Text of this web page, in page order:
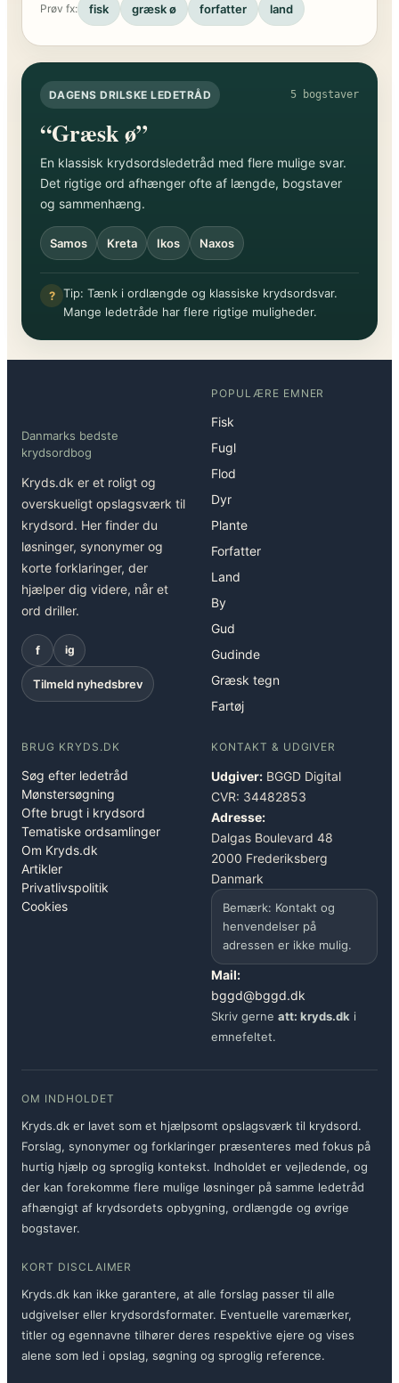
Prøv fx: fisk græsk ø forfatter land
DAGENS DRILSKE LEDETRÅD 5 bogstaver
“Græsk ø”
En klassisk krydsordsledetråd med flere mulige svar.
Det rigtige ord afhænger ofte af længde, bogstaver
og sammenhæng.
Samos Kreta Ikos Naxos
? Tip: Tænk i ordlængde og klassiske krydsordsvar.
Mange ledetråde har flere rigtige muligheder.
Danmarks bedste
krydsordbog
Kryds.dk er et roligt og
overskueligt opslagsværk til
krydsord. Her finder du
løsninger, synonymer og
korte forklaringer, der
hjælper dig videre, når et
ord driller.
f ig
Tilmeld nyhedsbrev
POPULÆRE EMNER
Fisk
Fugl
Flod
Dyr
Plante
Forfatter
Land
By
Gud
Gudinde
Græsk tegn
Fartøj
BRUG KRYDS.DK
Søg efter ledetråd
Mønstersøgning
Ofte brugt i krydsord
Tematiske ordsamlinger
Om Kryds.dk
Artikler
Privatlivspolitik
Cookies
KONTAKT & UDGIVER
Udgiver: BGGD Digital
CVR: 34482853
Adresse:
Dalgas Boulevard 48
2000 Frederiksberg
Danmark
Bemærk: Kontakt og
henvendelser på
adressen er ikke mulig.
Mail:
bggd@bggd.dk
Skriv gerne att: kryds.dk i
emnefeltet.
OM INDHOLDET
Kryds.dk er lavet som et hjælpsomt opslagsværk til krydsord.
Forslag, synonymer og forklaringer præsenteres med fokus på
hurtig hjælp og sproglig kontekst. Indholdet er vejledende, og
der kan forekomme flere mulige løsninger på samme ledetråd
afhængigt af krydsordets opbygning, ordlængde og øvrige
bogstaver.
KORT DISCLAIMER
Kryds.dk kan ikke garantere, at alle forslag passer til alle
udgivelser eller krydsordsformater. Eventuelle varemærker,
titler og egennavne tilhører deres respektive ejere og vises
alene som led i opslag, søgning og sproglig reference.